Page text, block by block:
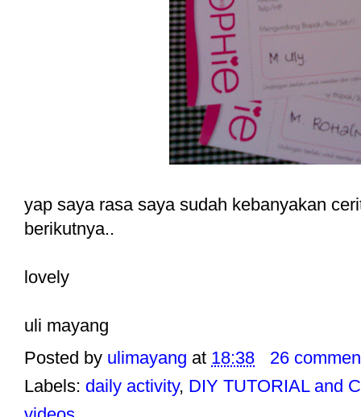
yap saya rasa saya sudah kebanyakan
berikutnya..
lovely
uli mayang
Posted by ulimayang at 18:38
26
Labels: daily activity, DIY TUTORIAL and